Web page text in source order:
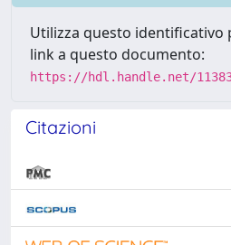
Utilizza questo identificativo
link a questo documento:
https://hdl.handle.net/
Citazioni